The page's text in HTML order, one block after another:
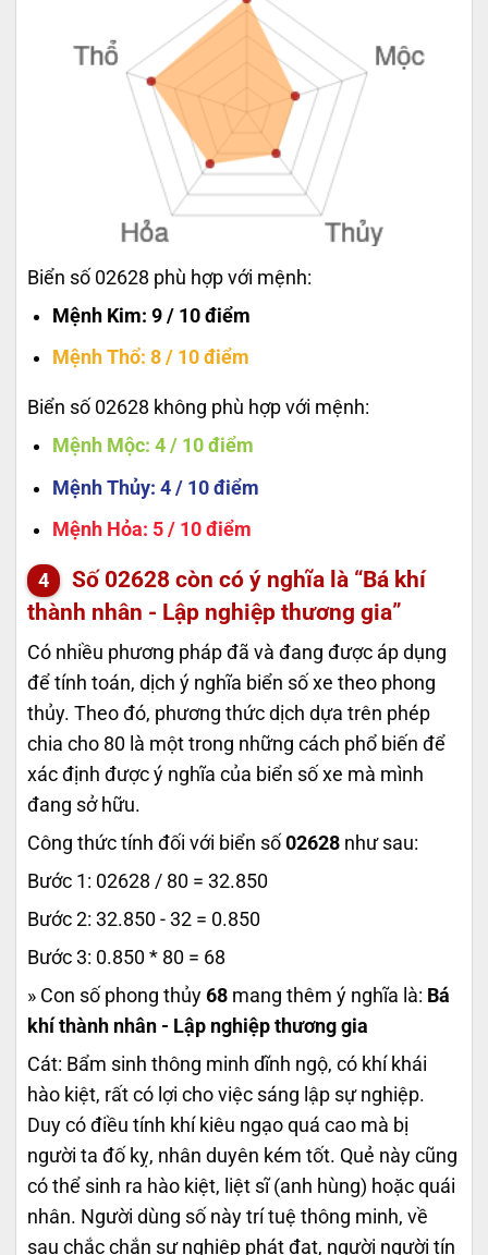
Biển số 02628 phù hợp với mệnh:
Mệnh Kim: 9 / 10 điểm
Mệnh Thổ: 8 / 10 điểm
Biển số 02628 không phù hợp với mệnh:
Mệnh Mộc: 4 / 10 điểm
Mệnh Thủy: 4 / 10 điểm
Mệnh Hỏa: 5 / 10 điểm
Số 02628 còn có ý nghĩa là “Bá khí
thành nhân - Lập nghiệp thương gia”
Có nhiều phương pháp đã và đang được áp dụng
để tính toán, dịch ý nghĩa biển số xe theo phong
thủy. Theo đó, phương thức dịch dựa trên phép
chia cho 80 là một trong những cách phổ biến để
xác định được ý nghĩa của biển số xe mà mình
đang sở hữu.
Công thức tính đối với biển số 02628 như sau:
Bước 1: 02628 / 80 = 32.850
Bước 2: 32.850 - 32 = 0.850
Bước 3: 0.850 * 80 = 68
» Con số phong thủy 68 mang thêm ý nghĩa là: Bá
khí thành nhân - Lập nghiệp thương gia
Cát: Bẩm sinh thông minh dĩnh ngộ, có khí khái
hào kiệt, rất có lợi cho việc sáng lập sự nghiệp.
Duy có điều tính khí kiêu ngạo quá cao mà bị
người ta đố kỵ, nhân duyên kém tốt. Quẻ này cũng
có thể sinh ra hào kiệt, liệt sĩ (anh hùng) hoặc quái
nhân. Người dùng số này trí tuệ thông minh, về
sau chắc chắn sự nghiệp phát đạt, người người tín